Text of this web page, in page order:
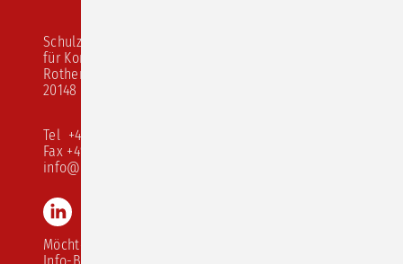
Schulz von Thun Institut
für Kommunikation
Rothenbaumchaussee 20
20148 Hamburg
Tel +49 40 413 526 10
Fax +49 40 413 526 68
info@schulz-von-thun.de
Möchten Sie unseren
Info-Brief abonnieren?